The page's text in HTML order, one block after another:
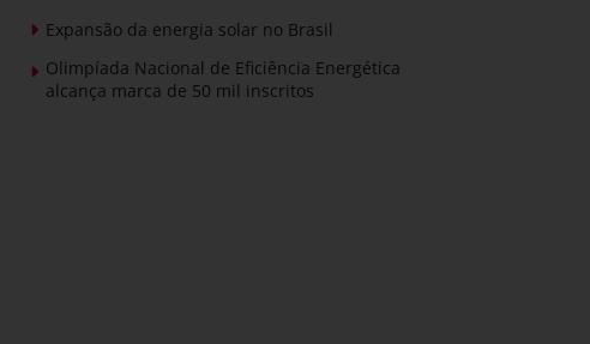
Expansão da energia solar no Brasil
Olimpíada Nacional de Eficiência Energética
alcança marca de 50 mil inscritos